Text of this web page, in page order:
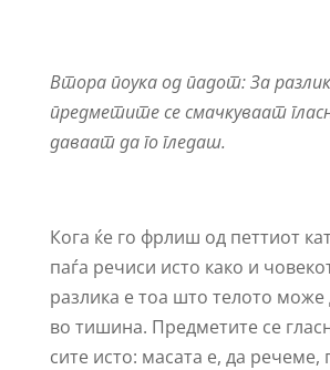
Втора поука од падот: За
предметите се смачкуваат
даваат да го гледаш.
Кога ќе го фрлиш од петтиот
паѓа речиси исто како и
разлика е тоа што телото може
во тишина. Предметите се
сите исто: масата е, да речеме,